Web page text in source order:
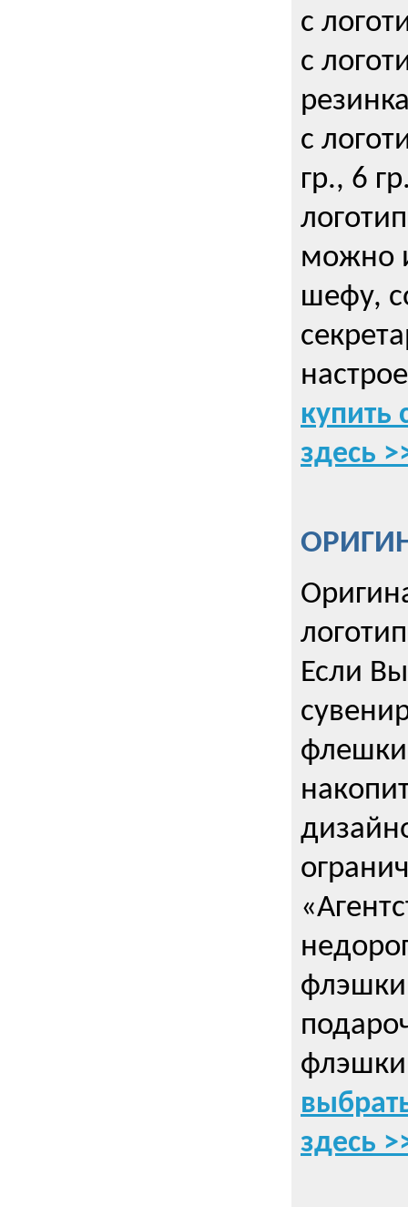
с
с
с
гр., 6
можно
шефу,
купить
здесь
Если
флэшки
здесь